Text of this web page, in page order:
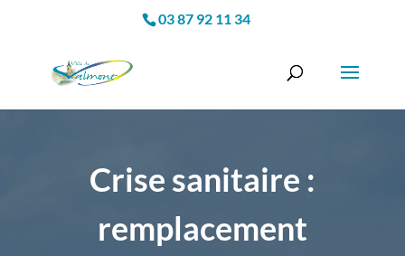
03 87 92 11 34
Crise sanitaire :
remplacement